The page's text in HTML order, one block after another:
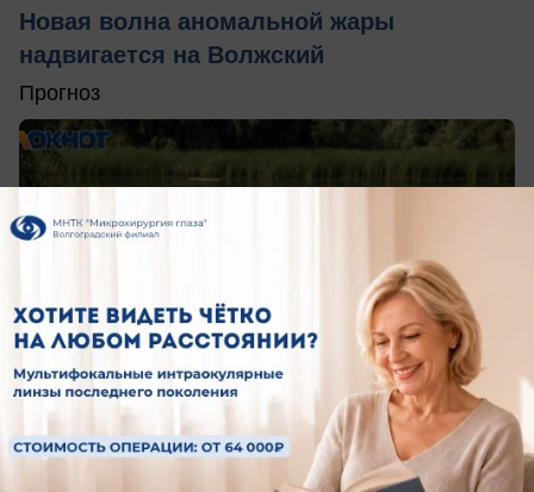
Новая волна аномальной жары
надвигается на Волжский
Прогноз